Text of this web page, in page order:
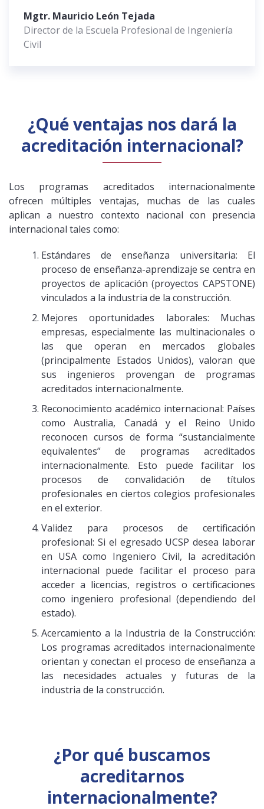
Mgtr. Mauricio León Tejada
Director de la Escuela Profesional de Ingeniería
Civil
¿Qué ventajas nos dará la
acreditación internacional?
Los programas acreditados internacionalmente
ofrecen múltiples ventajas, muchas de las cuales
aplican a nuestro contexto nacional con presencia
internacional tales como:
Estándares de enseñanza universitaria: El
proceso de enseñanza-aprendizaje se centra en
proyectos de aplicación (proyectos CAPSTONE)
vinculados a la industria de la construcción.
Mejores oportunidades laborales: Muchas
empresas, especialmente las multinacionales o
las que operan en mercados globales
(principalmente Estados Unidos), valoran que
sus ingenieros provengan de programas
acreditados internacionalmente.
Reconocimiento académico internacional: Países
como Australia, Canadá y el Reino Unido
reconocen cursos de forma “sustancialmente
equivalentes” de programas acreditados
internacionalmente. Esto puede facilitar los
procesos de convalidación de títulos
profesionales en ciertos colegios profesionales
en el exterior.
Validez para procesos de certificación
profesional: Si el egresado UCSP desea laborar
en USA como Ingeniero Civil, la acreditación
internacional puede facilitar el proceso para
acceder a licencias, registros o certificaciones
como ingeniero profesional (dependiendo del
estado).
Acercamiento a la Industria de la Construcción:
Los programas acreditados internacionalmente
orientan y conectan el proceso de enseñanza a
las necesidades actuales y futuras de la
industria de la construcción.
¿Por qué buscamos
acreditarnos
internacionalmente?